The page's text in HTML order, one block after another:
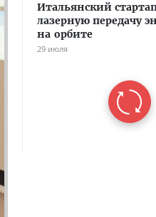
Итальянский
лазерную передачу
на орбите
29 июля